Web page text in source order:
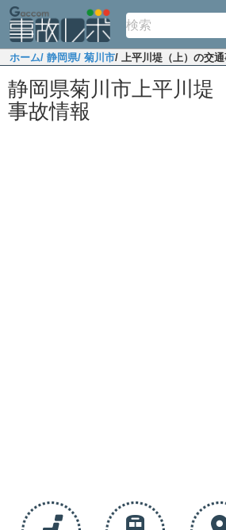
ホーム/ 静岡県/ 菊川市/ 上平川堤（上）の交
静岡県菊川市上平川堤
事故情報